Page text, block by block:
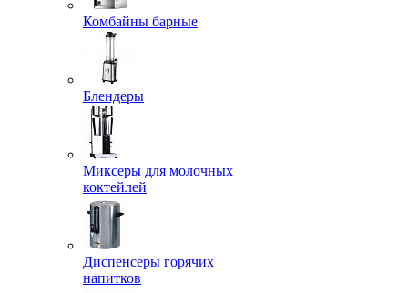
Комбайны барные
Блендеры
Миксеры для молочных
коктейлей
Диспенсеры горячих
напитков